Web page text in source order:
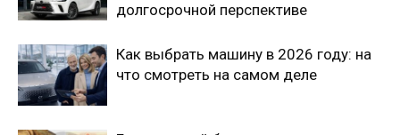
долгосрочной перспективе
Как выбрать машину в 2026 году: на
что смотреть на самом деле